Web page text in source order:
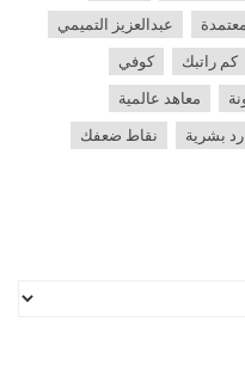
عبدالعزيز التميمي
كم راتبك كوفي
معاهد عالمية
بشرية نقاط ضعفك